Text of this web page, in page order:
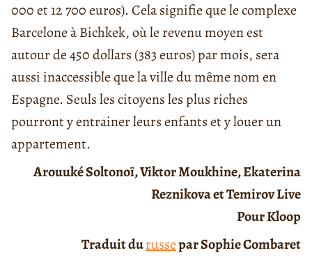
000 et 12 700 euros). Cela signifie que le complexe
Barcelone à Bichkek, où le revenu moyen est
autour de 450 dollars (383 euros) par mois, sera
aussi inaccessible que la ville du même nom en
Espagne. Seuls les citoyens les plus riches
pourront y entrainer leurs enfants et y louer un
appartement.
Arouuké Soltonoï, Viktor Moukhine, Ekaterina
Reznikova et Temirov Live
Pour Kloop
Traduit durussepar Sophie Combaret